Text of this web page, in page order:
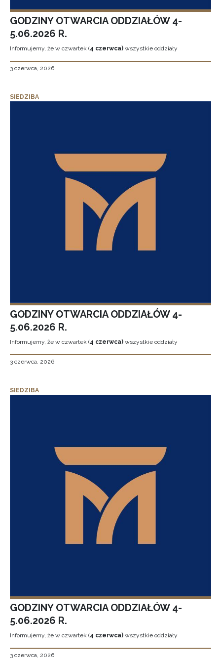
GODZINY OTWARCIA ODDZIAŁÓW 4-
5.06.2026 R.
Informujemy, że w czwartek (4 czerwca) wszystkie oddziały
3 czerwca, 2026
SIEDZIBA
GODZINY OTWARCIA ODDZIAŁÓW 4-
5.06.2026 R.
Informujemy, że w czwartek (4 czerwca) wszystkie oddziały
3 czerwca, 2026
SIEDZIBA
GODZINY OTWARCIA ODDZIAŁÓW 4-
5.06.2026 R.
Informujemy, że w czwartek (4 czerwca) wszystkie oddziały
3 czerwca, 2026